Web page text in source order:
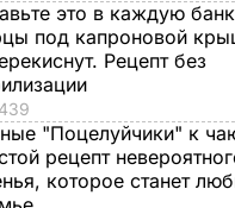
"Ничего
не буду".
рассказал,
его сын
7 августа, 19.44
это в каждую
под капроновой
Рецепт без
"Поцелуйчики" к
рецепт
которое станет